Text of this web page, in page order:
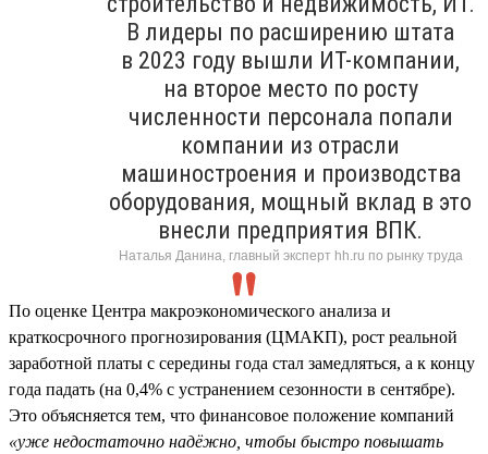
В лидеры по расширению штата
в 2023 году вышли ИТ-компании,
на второе место по росту
численности персонала попали
компании из отрасли
машиностроения и производства
оборудования, мощный вклад в это
внесли предприятия ВПК.
Наталья Данина, главный эксперт hh.ru по рынку труда
По оценке Центра макроэкономического анализа и
краткосрочного прогнозирования (ЦМАКП), рост реальной
заработной платы с середины года стал замедляться, а к концу
года падать (на 0,4% с устранением сезонности в сентябре).
Это объясняется тем, что финансовое положение компаний
«уже недостаточно надёжно, чтобы быстро повышать